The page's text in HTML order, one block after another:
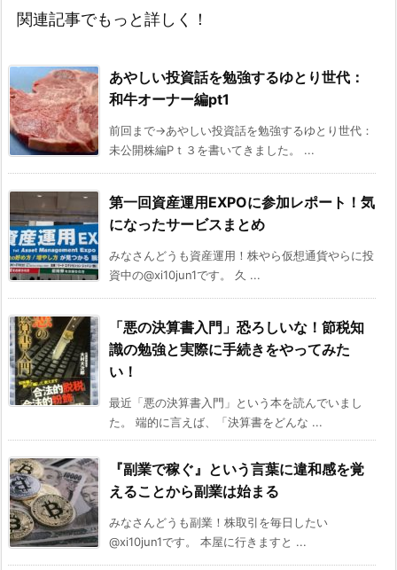
関連記事でもっと詳しく！
あやしい投資話を勉強するゆとり世代：
和牛オーナー編pt1
前回まで→あやしい投資話を勉強するゆとり世代：
未公開株編Pｔ３を書いてきました。 ...
第一回資産運用EXPOに参加レポート！気
になったサービスまとめ
みなさんどうも資産運用！株やら仮想通貨やらに投
資中の@xi10jun1です。 久 ...
「悪の決算書入門」恐ろしいな！節税知
識の勉強と実際に手続きをやってみた
い！
最近「悪の決算書入門」という本を読んでいまし
た。 端的に言えば、「決算書をどんな ...
『副業で稼ぐ』という言葉に違和感を覚
えることから副業は始まる
みなさんどうも副業！株取引を毎日したい
@xi10jun1です。 本屋に行きますと ...